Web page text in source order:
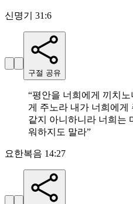
신명기 31:6
구절 공유
“평안을 너희에게 끼치노
게 주노라 내가 너희에게
같지 아니하니라 너희는
워하지도 말라”
요한복음 14:27